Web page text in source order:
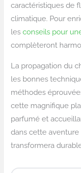
caractéristiques de
climatique. Pour
lesconseils pour
complèteront
La propagation du
les bonnes
méthodes
cette magnifique
parfumé et
dans cette
transformera